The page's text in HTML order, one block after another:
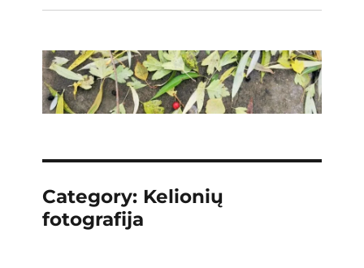
Category: Kelionių
fotografija